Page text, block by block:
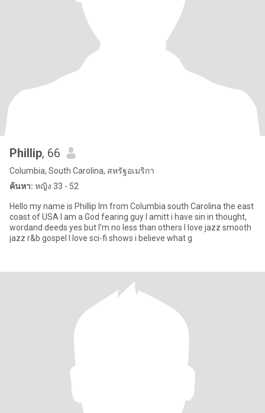
Phillip, 66
Columbia, South Carolina, สหรัฐอเมริกา
ค้นหา: หญิง 33 - 52
Hello my name is Phillip Im from Columbia south Carolina the east
coast of USA I am a God fearing guy I amitt i have sin in thought,
wordand deeds yes but I'm no less than others I love jazz smooth
jazz r&b gospel I love sci-fi shows i believe what g